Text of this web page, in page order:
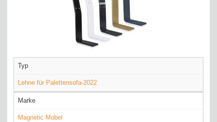
Typ
Lehne für Palettensofa-2022
Marke
Magnetic Mobel